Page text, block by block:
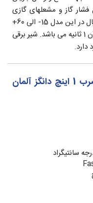
گاز و مشعلهای گازی
مورد استفاده قرار می‌گیرد. رنج دمای سیال در این مدل 15- الی 60+
درجه سانتیگراد بوده و زمان بسته شده آن 1 ثانیه می باشد. شیر برقی
ویژگی های شیر برقی گاز تک ضرب 1 اینچ دانگز آلمان